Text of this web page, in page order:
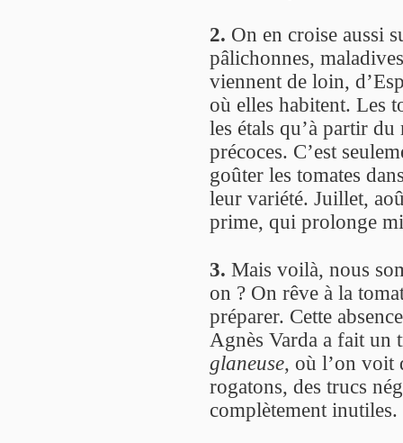
2. On en croise aussi
pâlichonnes,
viennent de loin,
où elles habitent. Les
les étals qu’à partir
précoces. C’est
goûter les tomates
leur variété. Juillet,
prime, qui prolonge
3. Mais voilà, nous
on ? On rêve à la
préparer. Cette
Agnès Varda a fait un
glaneuse, où l’on voit
rogatons, des trucs
complètement